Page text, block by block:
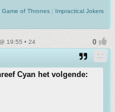
Game of Thrones | Impractical Jokers
19:55 • 24
Cyan het volgende: